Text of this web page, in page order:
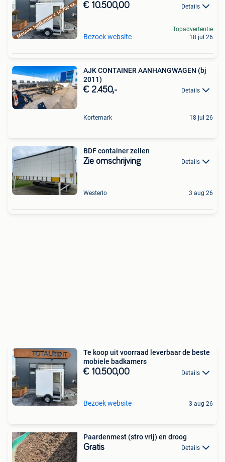
€ 10.500,00 Details
Bezoek website
Topadvertentie
18 jul 26
AJK CONTAINER AANHANGWAGEN (bj
2011)
€ 2.450,- Details
Kortemark 18 jul 26
BDF container zeilen
Zie omschrijving Details
Westerlo 3 aug 26
Te koop uit voorraad leverbaar de beste
mobiele badkamers
€ 10.500,00 Details
Bezoek website 3 aug 26
Paardenmest (stro vrij) en droog
Gratis Details